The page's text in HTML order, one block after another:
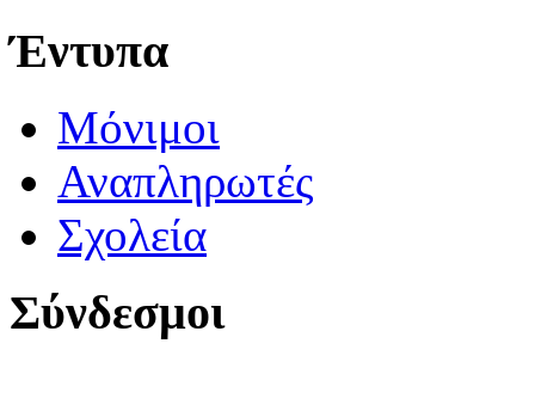
Έντυπα
Μόνιμοι
Αναπληρωτές
Σχολεία
Σύνδεσμοι